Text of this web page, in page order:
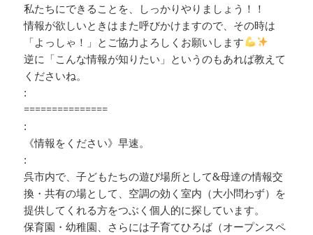
私たちにできることを、しっかりやりましょう！！
情報が欲しいときはまた呼びかけますので、その時は
「よっしゃ！」とご協力よろしくお願いします
逆に「こんな情報が知りたい」というのもあれば教えて
くださいね。
:
===============
:
《情報をください》早速。
:
呉市内で、子どもたちの遊び場所として&母達の情報交
換・共有の場として、空調の効く室内（大小問わず）を
提供してくれる方をつぶく個人的に探しています。
保育園・幼稚園、さらには子育てひろば（オープンスペ